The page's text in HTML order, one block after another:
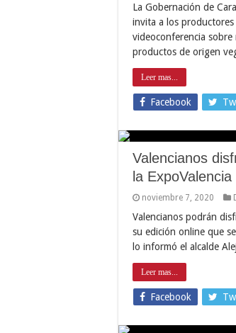
La Gobernación de
invita a los
videoconferencia
productos de origen
Leer mas...
Facebook
Valencianos
la
noviembre 7, 2020
Valencianos podrán
su edición online que
lo informó el alcalde
Leer mas...
Facebook